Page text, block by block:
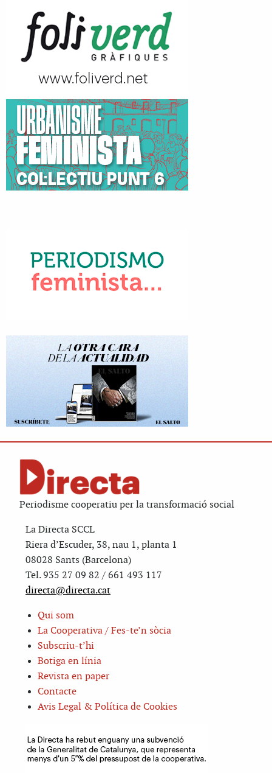
Periodisme cooperatiu per la transformació social
La Directa SCCL
Riera d’Escuder, 38, nau 1, planta 1
08028 Sants (Barcelona)
Tel. 935 27 09 82 / 661 493 117
directa@directa.cat
Qui som
La Cooperativa / Fes-te’n sòcia
Subscriu-t’hi
Botiga en línia
Revista en paper
Contacte
Avis Legal & Política de Cookies